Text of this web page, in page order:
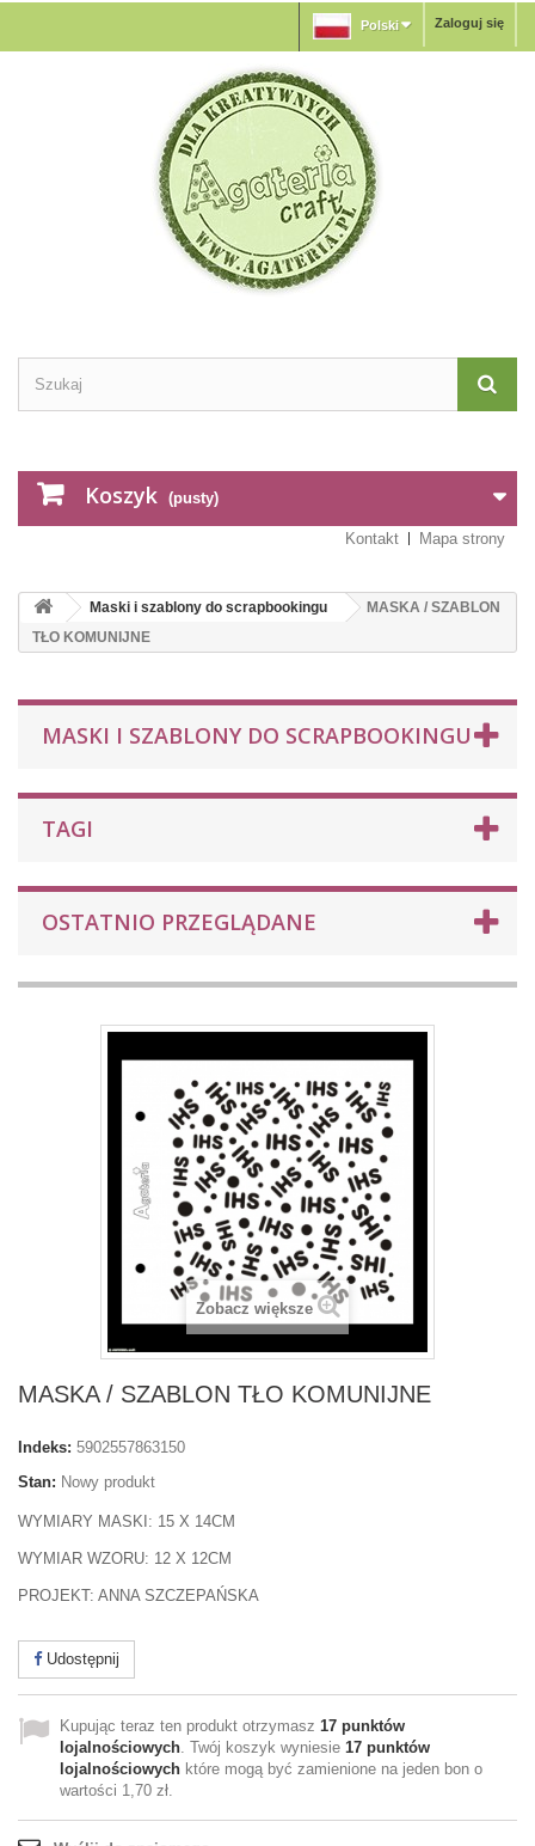
Zaloguj się
Polski
Koszyk (pusty)
Kontakt Mapa strony
Maski i szablony do scrapbookingu
MASKA / SZABLON
TŁO KOMUNIJNE
MASKI I SZABLONY DO SCRAPBOOKINGU
TAGI
OSTATNIO PRZEGLĄDANE
Zobacz większe
MASKA / SZABLON TŁO KOMUNIJNE
Indeks: 5902557863150
Stan: Nowy produkt
WYMIARY MASKI: 15 X 14CM
WYMIAR WZORU: 12 X 12CM
PROJEKT: ANNA SZCZEPAŃSKA
Udostępnij
Kupując teraz ten produkt otrzymasz 17 punktów
lojalnościowych. Twój koszyk wyniesie 17 punktów
lojalnościowych które mogą być zamienione na jeden bon o
wartości 1,70 zł.